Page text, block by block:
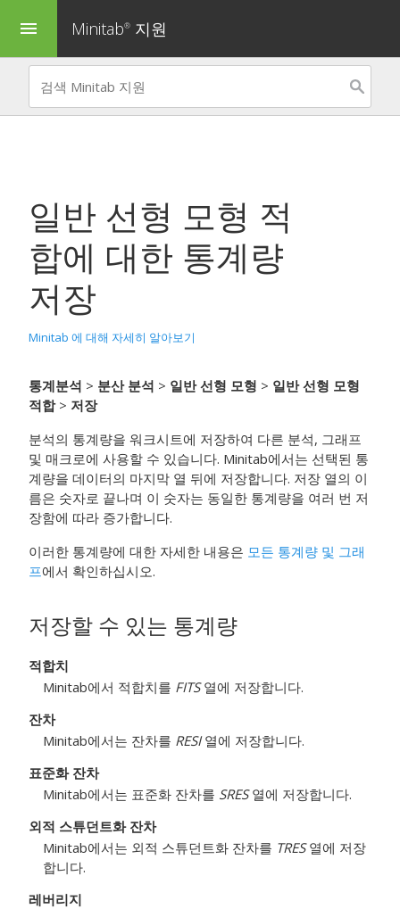
menu Minitab® 지원
일반 선형 모형 적
합에 대한 통계량
저장
Minitab 에 대해 자세히 알아보기
통계분석 > 분산 분석 > 일반 선형 모형 > 일반 선형 모형
적합> 저장
분석의 통계량을 워크시트에 저장하여 다른 분석, 그래프
및 매크로에 사용할 수 있습니다. Minitab에서는 선택된 통
계량을 데이터의 마지막 열 뒤에 저장합니다. 저장 열의 이
름은 숫자로 끝나며 이 숫자는 동일한 통계량을 여러 번 저
장함에 따라 증가합니다.
이러한 통계량에 대한 자세한 내용은 모든 통계량 및 그래
프에서 확인하십시오.
저장할 수 있는 통계량
적합치
Minitab에서 적합치를 FITS열에 저장합니다.
잔차
Minitab에서는 잔차를 RESI열에 저장합니다.
표준화 잔차
Minitab에서는 표준화 잔차를 SRES열에 저장합니다.
외적 스튜던트화 잔차
Minitab에서는 외적 스튜던트화 잔차를 TRES열에 저장
합니다.
레버리지